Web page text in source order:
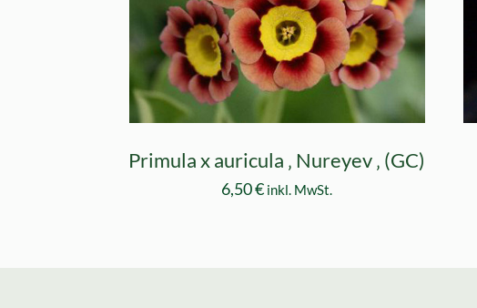
Primula x auricula ‚ Nureyev ‚ (GC)
6,50€ inkl. MwSt.